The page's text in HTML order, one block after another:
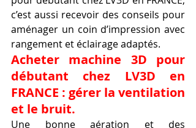
c’est aussi recevoir des conseils pour
aménager un coin d’impression avec
rangement et éclairage adaptés.
Acheter machine 3D pour
débutant chez LV3D en
FRANCE : gérer la ventilation
et le bruit.
Une bonne aération et des